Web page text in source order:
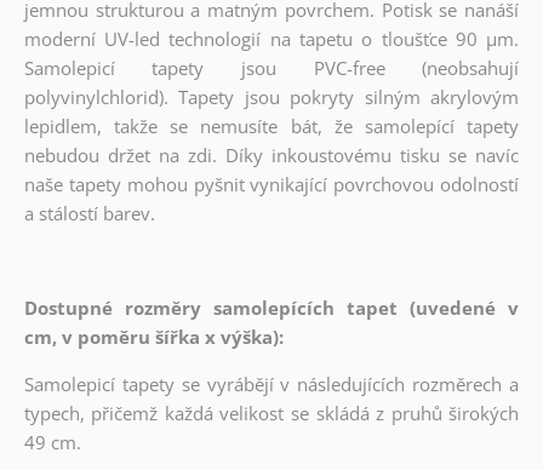
jemnou strukturou a matným povrchem. Potisk se nanáší
moderní UV-led technologií na tapetu o tloušťce 90 µm.
Samolepicí tapety jsou PVC-free (neobsahují
polyvinylchlorid). Tapety jsou pokryty silným akrylovým
lepidlem, takže se nemusíte bát, že samolepící tapety
nebudou držet na zdi. Díky inkoustovému tisku se navíc
naše tapety mohou pyšnit vynikající povrchovou odolností
a stálostí barev.
Dostupné rozměry samolepících tapet (uvedené v
cm, v poměru šířka x výška):
Samolepicí tapety se vyrábějí v následujících rozměrech a
typech, přičemž každá velikost se skládá z pruhů širokých
49 cm.